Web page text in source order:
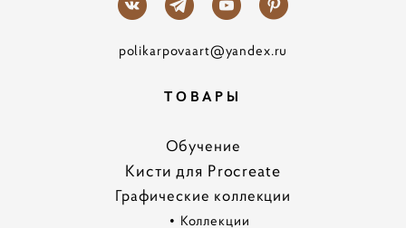
polikarpovaart@yandex.ru
ТОВАРЫ
Обучение
Кисти для Procreate
Графические коллекции
• Коллекции